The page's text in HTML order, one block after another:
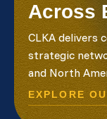
Across
CLKA delivers
strategic
and North
EXPLORE